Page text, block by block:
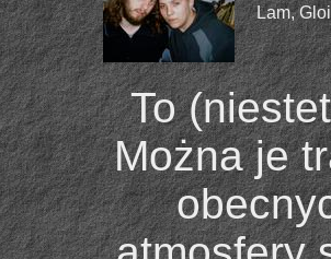
Lam,
To
Można je